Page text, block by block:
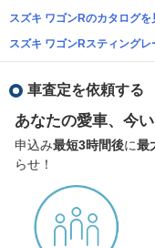
スズキ ワゴンRのカタログを
スズキ ワゴンRスティング
車査定を依頼する
あなたの愛車、今
申込み最短3時間後に最
らせ！